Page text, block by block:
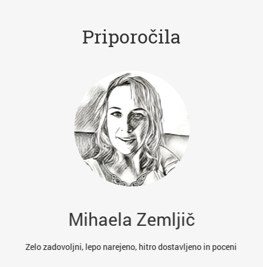
Priporočila
Mihaela Zemljič
Zelo zadovoljni, lepo narejeno, hitro dostavljeno in poceni